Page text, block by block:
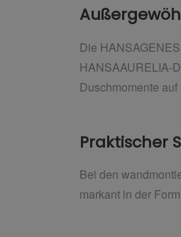
Die
HANSAAURELIA-
Duschmomente
Praktischer
Bei den
markant in der